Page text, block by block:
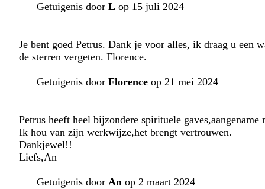
Getuigenis door L op 15 juli 2024
Je bent goed Petrus. Dank je voor alles, ik draag u een
de sterren vergeten. Florence.
Getuigenis door Florence op 21 mei 2024
Petrus heeft heel bijzondere spirituele gaves,aangename
Ik hou van zijn werkwijze,het brengt vertrouwen.
Dankjewel!!
Liefs,An
Getuigenis door An op 2 maart 2024